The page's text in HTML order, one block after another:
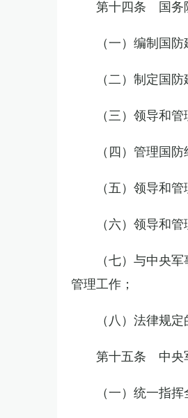
第十四条 国务
（一）编制国
（二）制定国
（三）领导和
（四）管理国
（五）领导和
（六）领导和
（七）与中央
管理工作；
（八）法律规
第十五条 中央
（一）统一指